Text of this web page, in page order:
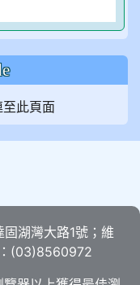
湖灣大路1號；維
(03)8560972